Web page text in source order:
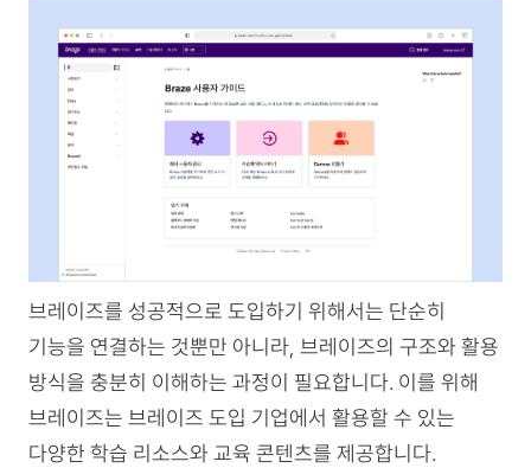
브레이즈를 성공적으로 도입하기 위해서는 단순히
기능을 연결하는 것뿐만 아니라, 브레이즈의 구조와 활용
방식을 충분히 이해하는 과정이 필요합니다. 이를 위해
브레이즈는 브레이즈 도입 기업에서 활용할 수 있는
다양한 학습 리소스와 교육 콘텐츠를 제공합니다.